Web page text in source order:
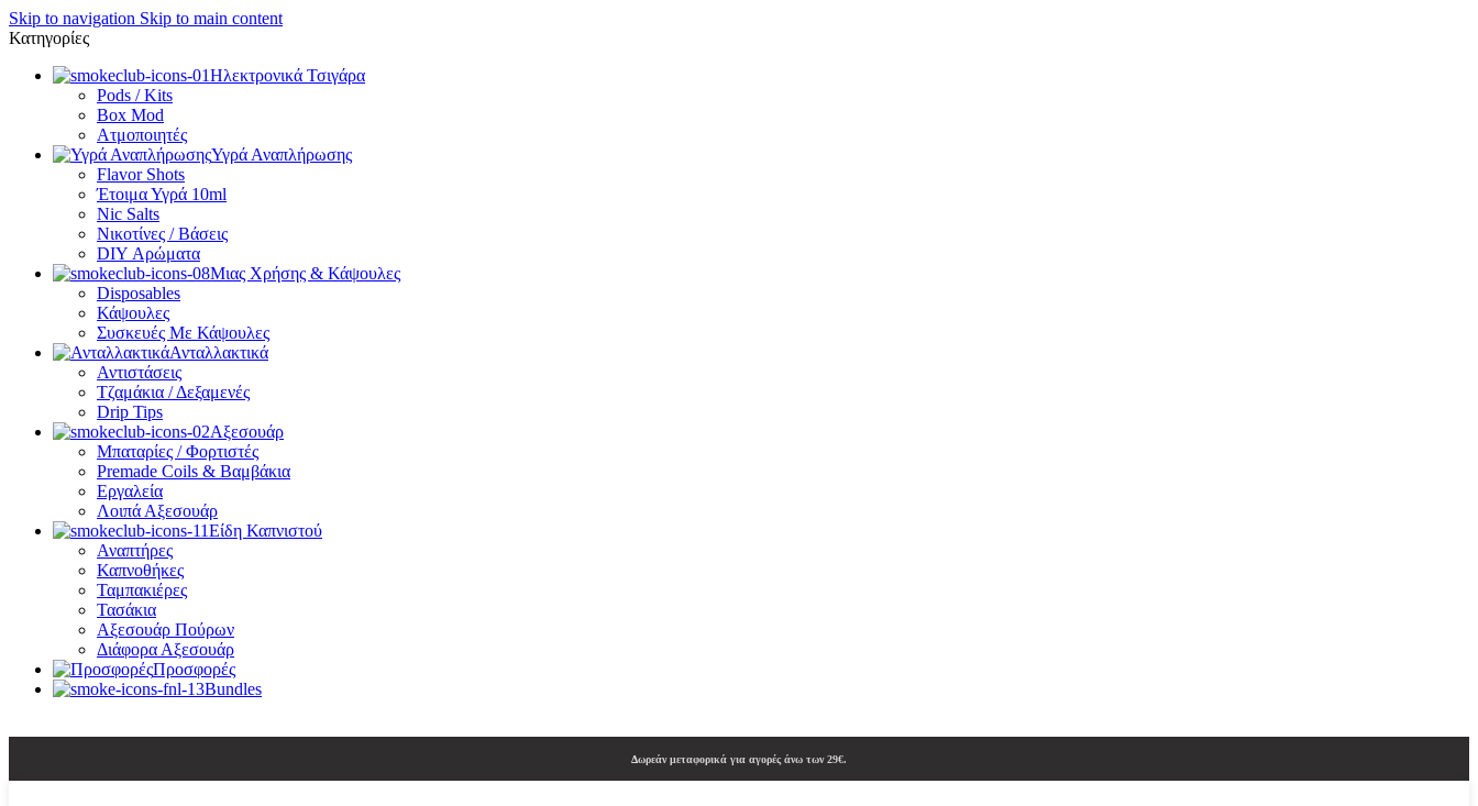
Skip to navigation Skip to main content
Κατηγορίες
Ηλεκτρονικά Τσιγάρα
Pods / Kits
Box Mod
Ατμοποιητές
Υγρά Αναπλήρωσης
Flavor Shots
Έτοιμα Υγρά 10ml
Nic Salts
Νικοτίνες / Βάσεις
DIY Αρώματα
Μιας Χρήσης & Κάψουλες
Disposables
Κάψουλες
Συσκευές Με Κάψουλες
Ανταλλακτικά
Αντιστάσεις
Τζαμάκια / Δεξαμενές
Drip Tips
Αξεσουάρ
Μπαταρίες / Φορτιστές
Premade Coils & Βαμβάκια
Εργαλεία
Λοιπά Αξεσουάρ
Είδη Καπνιστού
Αναπτήρες
Καπνοθήκες
Ταμπακιέρες
Τασάκια
Αξεσουάρ Πούρων
Διάφορα Αξεσουάρ
Προσφορές
Bundles
Δωρεάν μεταφορικά για αγορές άνω των 29€.